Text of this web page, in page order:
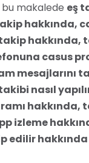
bu makalede eş
hakkında,
hakkında,
casus
mesajlarını
nasıl
hakkında,
izleme
edilir hakkında